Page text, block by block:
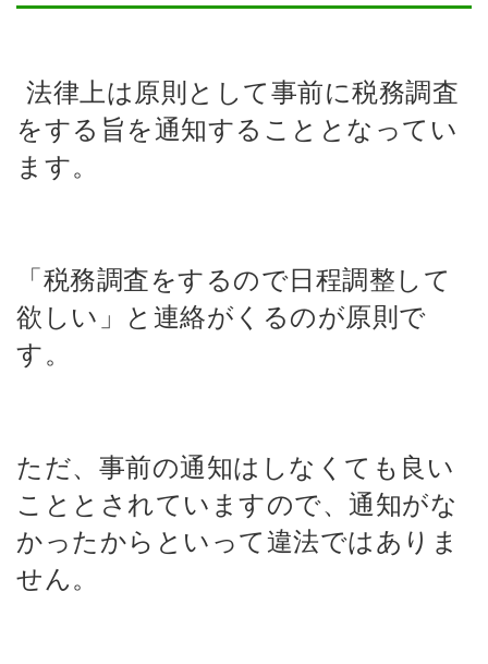
法律上は原則として事前に税務調査
をする旨を通知することとなってい
ます。
「税務調査をするので日程調整して
欲しい」と連絡がくるのが原則で
す。
ただ、事前の通知はしなくても良い
こととされていますので、通知がな
かったからといって違法ではありま
せん。